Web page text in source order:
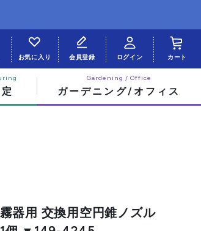
ガーデニング/オフィス
お気に入り 会員登録 ログイン カート
器用 交換用空円錐ノズル